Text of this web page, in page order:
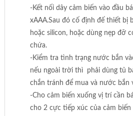
-Kết nối dây cảm biến vào đầu
xAAA.Sau đó cố định đế thiết bị
hoặc silicon, hoặc dùng nẹp đỡ
chứa.
-Kiểm tra tình trạng nước bắn
nếu ngoài trời thì phải dùng tủ
chắn tránh để mua và nước bắn
-Cho cảm biến xuống vị trí cần
cho 2 cực tiếp xúc của cảm